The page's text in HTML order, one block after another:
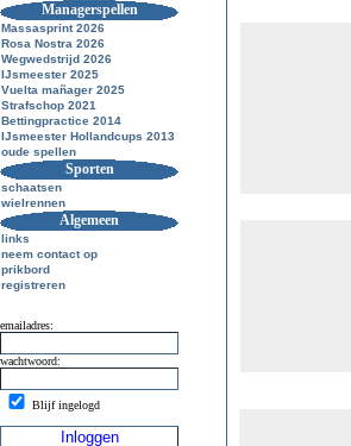
Managerspellen
Massasprint 2026
Rosa Nostra 2026
Wegwedstrijd 2026
IJsmeester 2025
Vuelta mañager 2025
Strafschop 2021
Bettingpractice 2014
IJsmeester Hollandcups 2013
oude spellen
Sporten
schaatsen
wielrennen
Algemeen
links
neem contact op
prikbord
registreren
emailadres:
wachtwoord:
Blijf ingelogd